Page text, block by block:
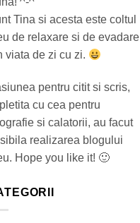
Tina si acesta este coltul
de relaxare si de evadare
viata de zi cu zi.
pentru citit si scris,
cu cea pentru
si calatorii, au facut
realizarea blogului
Hope you like it! 🙂